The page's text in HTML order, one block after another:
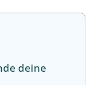
deine